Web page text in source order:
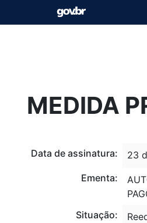
MEDIDA
Data de assinatura:
23
Ementa:
Situação: